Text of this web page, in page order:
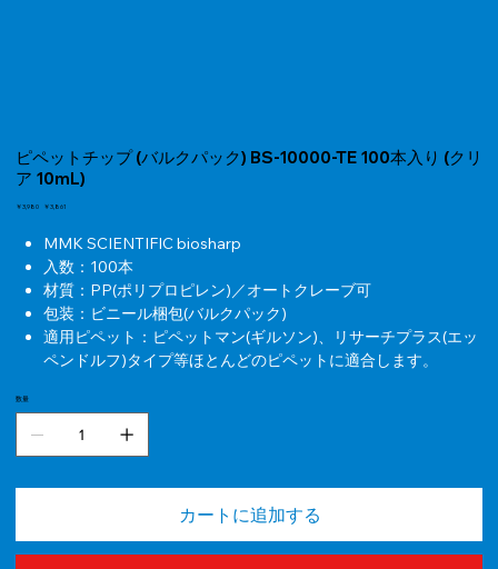
ピペットチップ (バルクパック) BS-10000-TE 100本入り (クリ
ア 10mL)
元
￥3,980
セ
ル
格
￥3,861
MMK SCIENTIFIC biosharp
入数：100本
材質：PP(ポリプロピレン)／オートクレーブ可
包装：ビニール梱包(バルクパック)
適用ピペット：ピペットマン(ギルソン)、リサーチプラス(エッ
ペンドルフ)タイプ等ほとんどのピペットに適合します。
数量
カートに追加する